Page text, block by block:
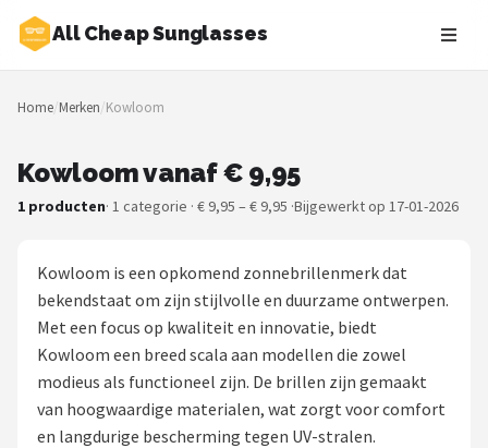
All Cheap Sunglasses
Zoeken
NAVIGATIE
Merken
Blog
Shop
Home/Merken/Kowloom
Kowloom vanaf € 9,95
1 producten· 1 categorie · € 9,95 – € 9,95 ·Bijgewerkt op 17-01-2026
Kowloom is een opkomend zonnebrillenmerk dat
bekendstaat om zijn stijlvolle en duurzame ontwerpen.
Met een focus op kwaliteit en innovatie, biedt
Kowloom een breed scala aan modellen die zowel
modieus als functioneel zijn. De brillen zijn gemaakt
van hoogwaardige materialen, wat zorgt voor comfort
en langdurige bescherming tegen UV-stralen.